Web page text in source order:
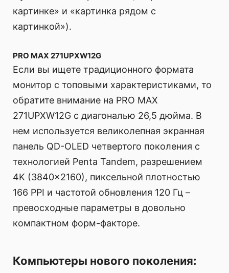
картинке» и «картинка рядом с
картинкой»).
PRO MAX 271UPXW12G
Если вы ищете традиционного формата
монитор с топовыми характеристиками, то
обратите внимание на PRO MAX
271UPXW12G с диагональю 26,5 дюйма. В
нем используется великолепная экранная
панель QD-OLED четвертого поколения с
технологией Penta Tandem, разрешением
4K (3840x2160), пиксельной плотностью
166 PPI и частотой обновления 120 Гц –
превосходные параметры в довольно
компактном форм-факторе.
Компьютеры нового поколения: